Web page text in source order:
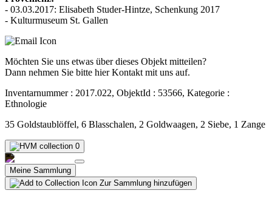
- 03.03.2017: Elisabeth Studer-Hintze, Schenkung 2017
- Kulturmuseum St. Gallen
Möchten Sie uns etwas über dieses Objekt mitteilen?
Dann nehmen Sie bitte hier Kontakt mit uns auf.
Inventarnummer : 2017.022, ObjektId : 53566, Kategorie :
Ethnologie
35 Goldstaublöffel, 6 Blasschalen, 2 Goldwaagen, 2 Siebe, 1 Zange
0
Meine Sammlung
Zur Sammlung hinzufügen